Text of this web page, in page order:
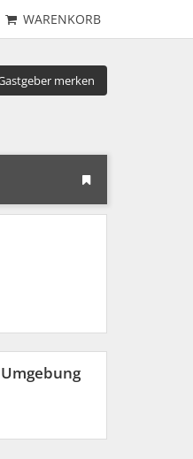
WARENKORB
merken